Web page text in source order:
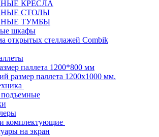
КРЕСЛА
СТОЛЫ
ТУМБЫ
шкафы
открытых стеллажей Combik
паллета 1200*800 мм
размер паллета 1200х1000 мм.
комплектующие
на экран